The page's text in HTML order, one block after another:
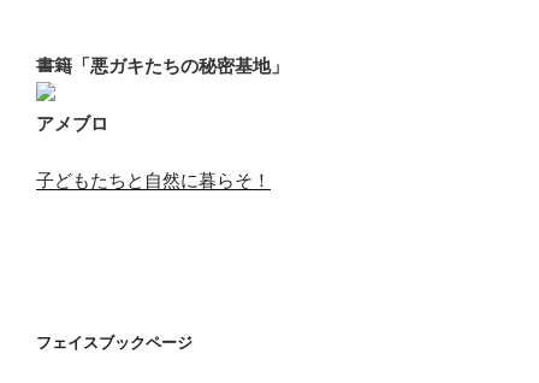
書籍「悪ガキたちの秘密基地」
アメブロ
子どもたちと自然に暮らそ！
フェイスブックページ